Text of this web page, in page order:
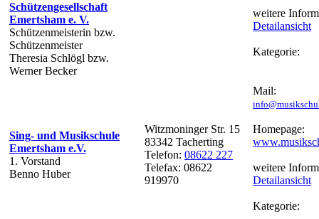
Schützengesellschaft
Emertsham e. V.
Schützenmeisterin bzw.
Schützenmeister
Theresia Schlögl bzw.
Werner Becker
weitere
Detailansicht
Kategorie:
Sing- und Musikschule
Emertsham e.V.
1. Vorstand
Benno Huber
Witzmoninger Str. 15
83342 Tacherting
Telefon: 08622 227
Telefax: 08622
919970
Mail:
Homepage:
weitere
Detailansicht
Kategorie: